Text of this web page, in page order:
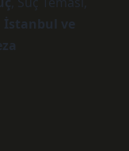
İstanbul ve